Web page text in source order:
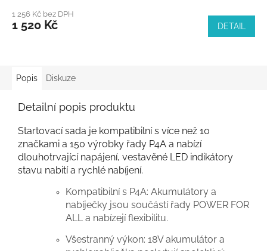
1 256 Kč bez DPH
1 520 Kč DETAIL
Popis Diskuze
Detailní popis produktu
Startovací sada je kompatibilní s více než 10
značkami a 150 výrobky řady P4A a nabízí
dlouhotrvající napájení, vestavěné LED indikátory
stavu nabití a rychlé nabíjení.
Kompatibilní s P4A: Akumulátory a
nabíječky jsou součástí řady POWER FOR
ALL a nabízejí flexibilitu.
Všestranný výkon: 18V akumulátor a